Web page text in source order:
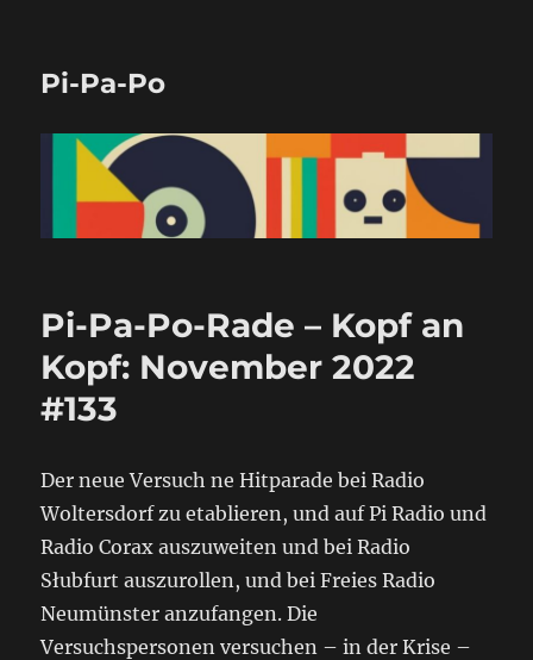
Pi-Pa-Po
Pi-Pa-Po-Rade – Kopf an
Kopf: November 2022
#133
Der neue Versuch ne Hitparade bei Radio
Woltersdorf zu etablieren, und auf Pi Radio und
Radio Corax auszuweiten und bei Radio
Słubfurt auszurollen, und bei Freies Radio
Neumünster anzufangen. Die
Versuchspersonen versuchen – in der Krise –